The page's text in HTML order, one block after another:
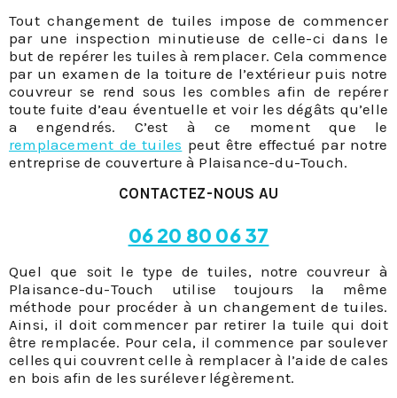
Tout changement de tuiles impose de commencer
par une inspection minutieuse de celle-ci dans le
but de repérer les tuiles à remplacer. Cela commence
par un examen de la toiture de l’extérieur puis notre
couvreur se rend sous les combles afin de repérer
toute fuite d’eau éventuelle et voir les dégâts qu’elle
a engendrés. C’est à ce moment que le
remplacement de tuiles peut être effectué par notre
entreprise de couverture à Plaisance-du-Touch.
CONTACTEZ-NOUS AU
06 20 80 06 37
Quel que soit le type de tuiles, notre couvreur à
Plaisance-du-Touch utilise toujours la même
méthode pour procéder à un changement de tuiles.
Ainsi, il doit commencer par retirer la tuile qui doit
être remplacée. Pour cela, il commence par soulever
celles qui couvrent celle à remplacer à l’aide de cales
en bois afin de les surélever légèrement.